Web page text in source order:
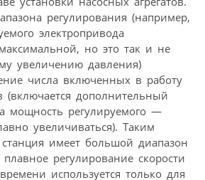
регулирования (например,
электропривода
но это так и не
увеличению давления)
числа включенных в работу
(включается дополнительный
мощность регулируемого —
увеличиваться). Таким
имеет большой диапазон
регулирование скорости
используется только для